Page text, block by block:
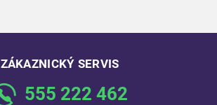
ZÁKAZNICKÝ SERVIS
555 222 462